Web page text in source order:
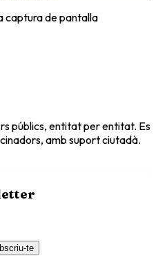
captura de pantalla
públics, entitat per entitat. Es
amb suport ciutadà.
te